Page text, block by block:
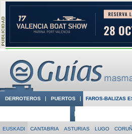
DERROTEROS PUERTOS FAROS-BALIZAS
EUSKADI CANTABRIA ASTURIAS LUGO